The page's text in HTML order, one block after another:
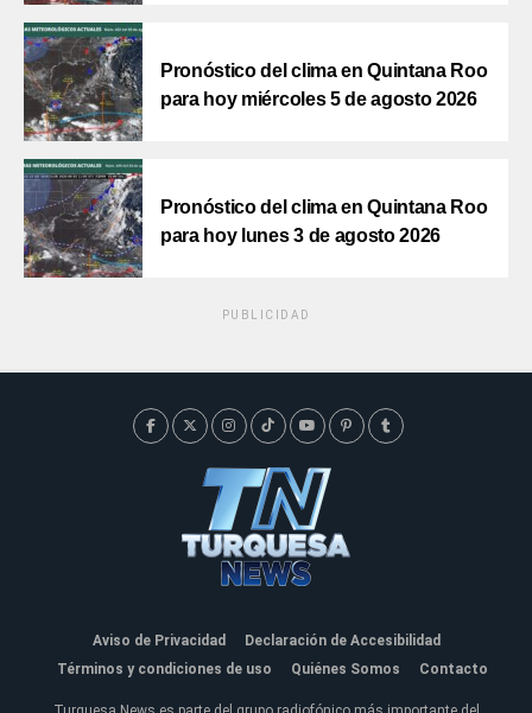
Pronóstico del clima en Quintana Roo
para hoy miércoles 5 de agosto 2026
Pronóstico del clima en Quintana Roo
para hoy lunes 3 de agosto 2026
PUBLICIDAD
Aviso de Privacidad
Declaración de Accesibilidad
Términos y condiciones de uso
Quiénes Somos Contacto